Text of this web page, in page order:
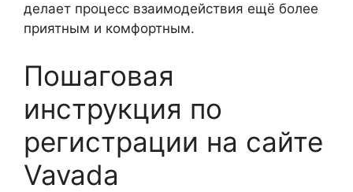
делает процесс взаимодействия ещё более
приятным и комфортным.
Пошаговая
инструкция по
регистрации на сайте
Vavada